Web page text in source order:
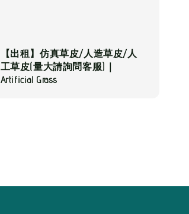
【出租】仿真草皮/人造草皮/人
工草皮(量大請詢問客服)｜
Artificial Grass